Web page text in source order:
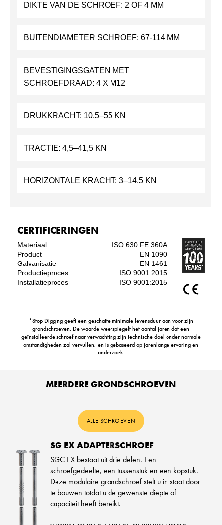
DIKTE VAN DE SCHROEF: 2 OF 4 MM
BUITENDIAMETER SCHROEF: 67-114 MM
BEVESTIGINGSGATEN MET
SCHROEFDRAAD: 4 X M12
DRUKKRACHT: 10,5–55 KN
TRACTIE: 4,5–41,5 KN
HORIZONTALE KRACHT: 3–14,5 KN
CERTIFICERINGEN
Materiaal
ISO 630 FE 360A
Product
EN 1090
Galvanisatie
EN 1461
Productieproces
ISO 9001:2015
Installatieproces
ISO 9001:2015
*Stop Digging geeft een geschatte minimale levensduur aan voor zijn
grondschroeven. De waarde weerspiegelt het aantal jaren dat een
geïnstalleerde schroef naar verwachting zijn technische doel onder normale
omstandigheden zal vervullen, en is gebaseerd op jarenlange ervaring en
onderzoek.
MEERDERE GRONDSCHROEVEN
ALLE SCHROEVEN
SG EX ADAPTERSCHROEF
SGC EX bestaat uit drie delen. Een
schroefgedeelte, een tussenstuk en een kopstuk.
Deze modulaire grondschroef stelt u in staat door
te bouwen totdat u de gewenste diepte of
capaciteit heeft bereikt.